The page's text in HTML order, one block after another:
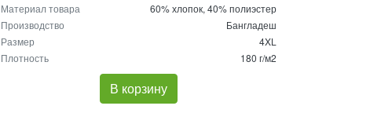
Материал товара
60% хлопок, 40% полиэстер
Производство
Бангладеш
Размер
4XL
Плотность
180 г/м2
В корзину